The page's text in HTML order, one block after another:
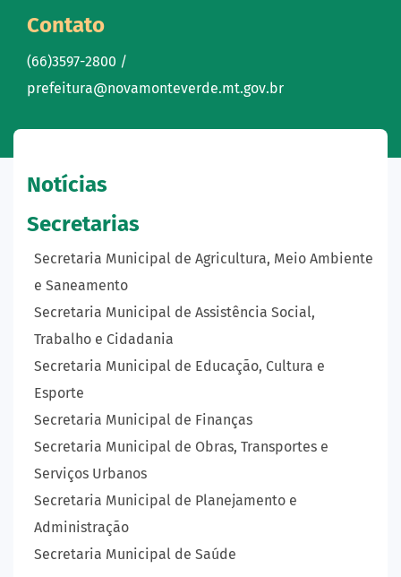
Contato
(66)3597-2800 /
prefeitura@novamonteverde.mt.gov.br
Notícias
Secretarias
Secretaria Municipal de Agricultura, Meio Ambiente
e Saneamento
Secretaria Municipal de Assistência Social,
Trabalho e Cidadania
Secretaria Municipal de Educação, Cultura e
Esporte
Secretaria Municipal de Finanças
Secretaria Municipal de Obras, Transportes e
Serviços Urbanos
Secretaria Municipal de Planejamento e
Administração
Secretaria Municipal de Saúde